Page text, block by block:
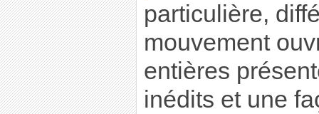
particulière,
mouvement
entières
inédits et une